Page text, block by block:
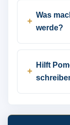
Was
werde?
Hilft